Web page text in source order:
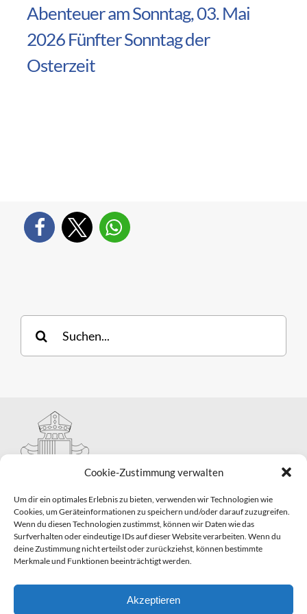
Cookie-Zustimmung verwalten
Um dir ein optimales Erlebnis zu bieten, verwenden wir Technologien wie
Cookies, um Geräteinformationen zu speichern und/oder darauf zuzugreifen.
Wenn du diesen Technologien zustimmst, können wir Daten wie das
Surfverhalten oder eindeutige IDs auf dieser Website verarbeiten. Wenn du
deine Zustimmung nicht erteilst oder zurückziehst, können bestimmte
Merkmale und Funktionen beeinträchtigt werden.
Akzeptieren
Abenteuer am Sonntag, 03. Mai
2026 Fünfter Sonntag der
Osterzeit
nach:
Hauptabteilung II – Seelsorge
Pastorale Grunddienste und Sakramentenpastoral
Telefon: 0821 3166-2593
gemeindepastoral@bistum-augsburg.de